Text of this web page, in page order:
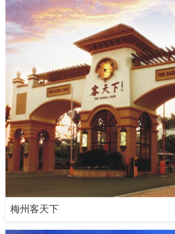
梅州客天下